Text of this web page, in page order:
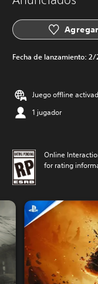
Fecha de lanzamiento: 2/
Juego offline
1 jugador
Online
for rating